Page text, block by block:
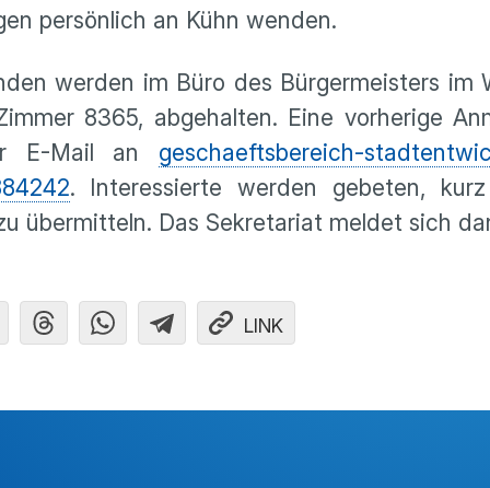
persönlich an Kühn wenden.
werden im Büro des Bürgermeisters im
8365, abgehalten. Eine vorherige
E-Mail an geschaeftsbereich-
. Interessierte werden gebeten,
übermitteln. Das Sekretariat meldet sich
LINK